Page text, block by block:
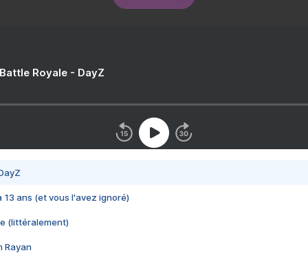
Royale - DayZ
13 ans (et vous l'avez ignoré)
(littéralement)
Rayan